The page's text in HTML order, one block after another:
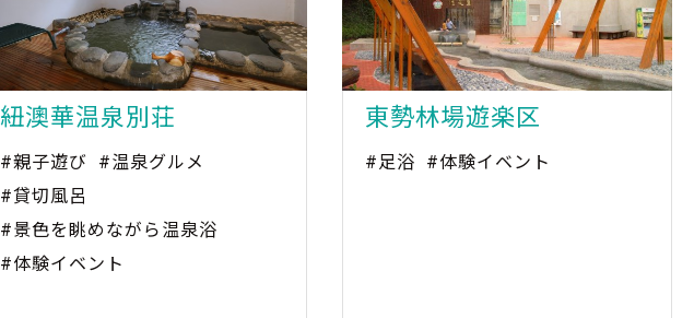
紐澳華温泉別荘
#親子遊び
#温泉グルメ
#貸切風呂
#景色を眺めながら温泉浴
#体験イベント
東勢林場遊楽区
#足浴 #体験イベント